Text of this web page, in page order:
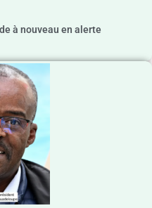
à nouveau en alerte